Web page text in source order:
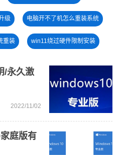
级 电脑开不了机怎么重装系统
重装 win11绕过硬件限制安装
win11一键安装
/永久激
2022/11/02
庭版有